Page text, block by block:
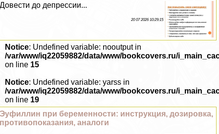
Довести до депрессии...
20 07 2026 10:29:15
Notice: Undefined variable: nooutput in
/var/www/iq22059882/data/www/bookcovers.ru/
on line 15
Notice: Undefined variable: yarss in
/var/www/iq22059882/data/www/bookcovers.ru/
on line 19
Эуфиллин при беременности: инструкция, дозировка,
противопоказания, аналоги